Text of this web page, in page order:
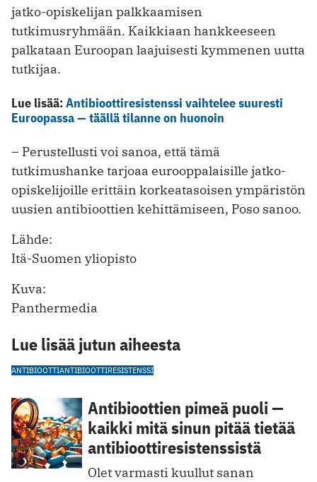
jatko-opiskelijan palkkaamisen
tutkimusryhmään. Kaikkiaan hankkeeseen
palkataan Euroopan laajuisesti kymmenen uutta
tutkijaa.
Lue lisää:Antibioottiresistenssi vaihtelee suuresti
Euroopassa — täällä tilanne on huonoin
– Perustellusti voi sanoa, että tämä
tutkimushanke tarjoaa eurooppalaisille jatko-
opiskelijoille erittäin korkeatasoisen ympäristön
uusien antibioottien kehittämiseen, Poso sanoo.
Lähde:
Itä-Suomen yliopisto
Kuva:
Panthermedia
Lue lisää jutun aiheesta
ANTIBIOOTTIANTIBIOOTTIRESISTENSSI
Antibioottien pimeä puoli —
kaikki mitä sinun pitää tietää
antibioottiresistenssistä
Olet varmasti kuullut sanan